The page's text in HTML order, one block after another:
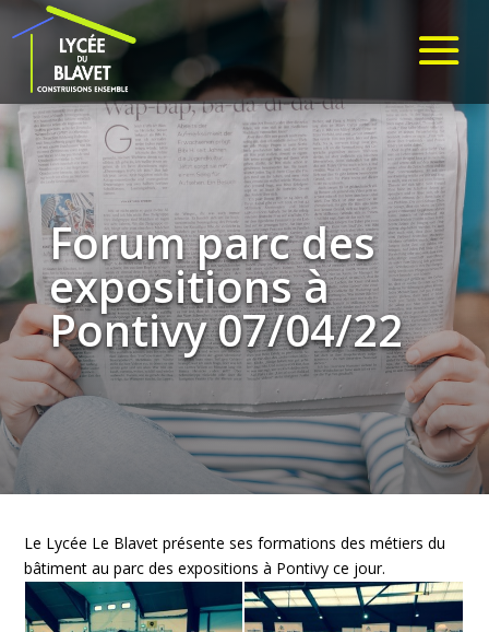
Forum parc des
expositions à
Pontivy 07/04/22
Le Lycée Le Blavet présente ses formations des métiers du
bâtiment au parc des expositions à Pontivy ce jour.